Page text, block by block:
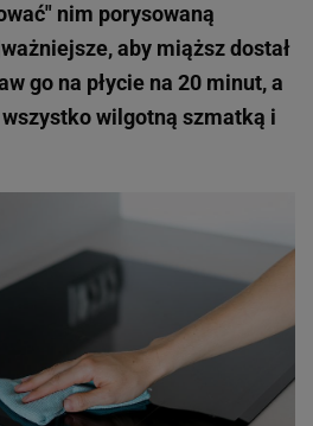
nim porysowaną
aby miąższ dostał
go na płycie na 20 minut, a
wilgotną szmatką i